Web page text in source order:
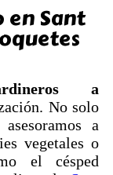
en Sant
a
No solo
a
vegetales o
el césped